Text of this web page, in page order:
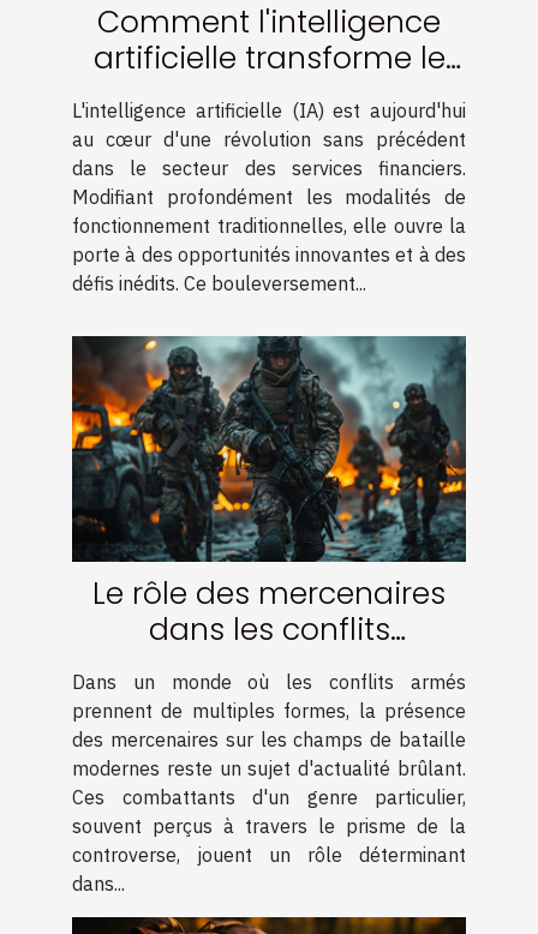
Comment l'intelligence
artificielle transforme le
secteur des services
financiers
L'intelligence artificielle (IA) est aujourd'hui
au cœur d'une révolution sans précédent
dans le secteur des services financiers.
Modifiant profondément les modalités de
fonctionnement traditionnelles, elle ouvre la
porte à des opportunités innovantes et à des
défis inédits. Ce bouleversement...
Le rôle des mercenaires
dans les conflits
contemporains
Dans un monde où les conflits armés
prennent de multiples formes, la présence
des mercenaires sur les champs de bataille
modernes reste un sujet d'actualité brûlant.
Ces combattants d'un genre particulier,
souvent perçus à travers le prisme de la
controverse, jouent un rôle déterminant
dans...